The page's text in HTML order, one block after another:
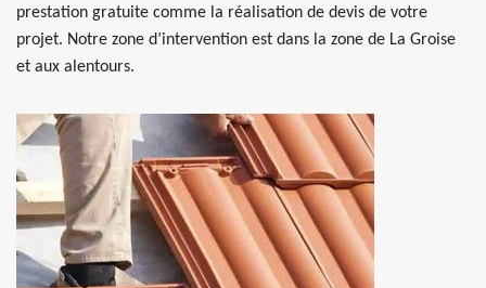
prestation gratuite comme la réalisation de devis de votre
projet. Notre zone d’intervention est dans la zone de La Groise
et aux alentours.